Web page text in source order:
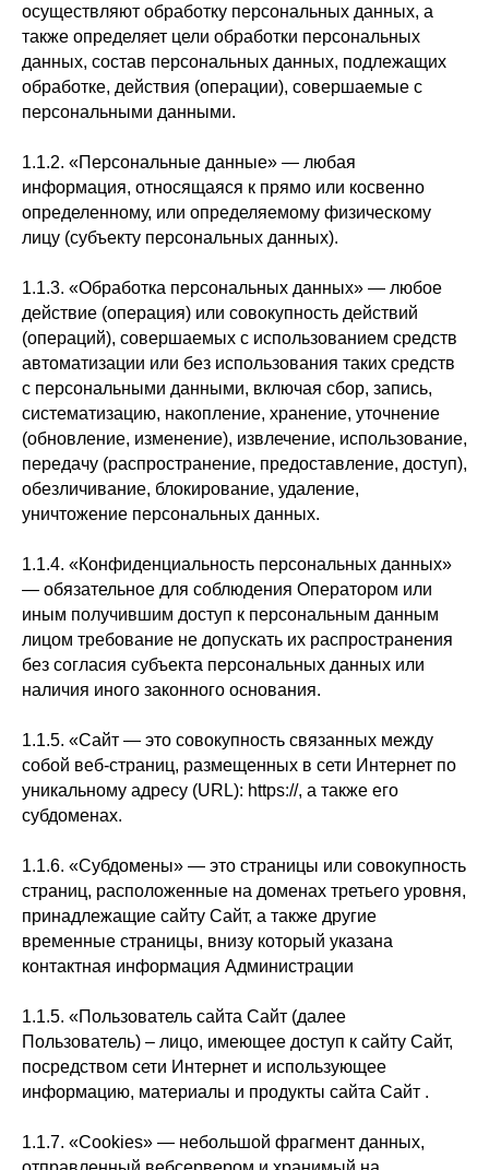
осуществляют обработку персональных данных, а
также определяет цели обработки персональных
данных, состав персональных данных, подлежащих
обработке, действия (операции), совершаемые с
персональными данными.
1.1.2. «Персональные данные» — любая
информация, относящаяся к прямо или косвенно
определенному, или определяемому физическому
лицу (субъекту персональных данных).
1.1.3. «Обработка персональных данных» — любое
действие (операция) или совокупность действий
(операций), совершаемых с использованием средств
автоматизации или без использования таких средств
с персональными данными, включая сбор, запись,
систематизацию, накопление, хранение, уточнение
(обновление, изменение), извлечение, использование,
передачу (распространение, предоставление, доступ),
обезличивание, блокирование, удаление,
уничтожение персональных данных.
1.1.4. «Конфиденциальность персональных данных»
— обязательное для соблюдения Оператором или
иным получившим доступ к персональным данным
лицом требование не допускать их распространения
без согласия субъекта персональных данных или
наличия иного законного основания.
1.1.5. «Сайт — это совокупность связанных между
собой веб-страниц, размещенных в сети Интернет по
уникальному адресу (URL): https://, а также его
субдоменах.
1.1.6. «Субдомены» — это страницы или совокупность
страниц, расположенные на доменах третьего уровня,
принадлежащие сайту Сайт, а также другие
временные страницы, внизу который указана
контактная информация Администрации
1.1.5. «Пользователь сайта Сайт (далее
Пользователь) – лицо, имеющее доступ к сайту Сайт,
посредством сети Интернет и использующее
информацию, материалы и продукты сайта Сайт .
1.1.7. «Cookies» — небольшой фрагмент данных,